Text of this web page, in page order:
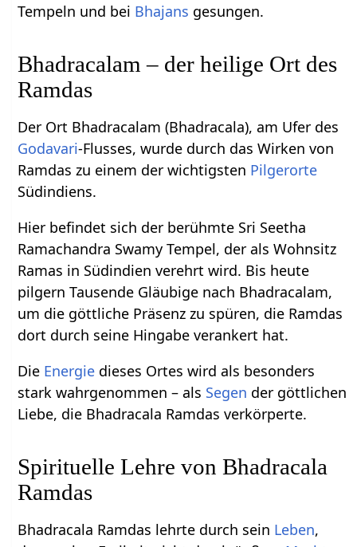
Tempeln und bei Bhajans gesungen.
Bhadracalam – der heilige Ort des
Ramdas
Der Ort Bhadracalam (Bhadracala), am Ufer des
Godavari-Flusses, wurde durch das Wirken von
Ramdas zu einem der wichtigsten Pilgerorte
Südindiens.
Hier befindet sich der berühmte Sri Seetha
Ramachandra Swamy Tempel, der als Wohnsitz
Ramas in Südindien verehrt wird. Bis heute
pilgern Tausende Gläubige nach Bhadracalam,
um die göttliche Präsenz zu spüren, die Ramdas
dort durch seine Hingabe verankert hat.
Die Energie dieses Ortes wird als besonders
stark wahrgenommen – als Segen der göttlichen
Liebe, die Bhadracala Ramdas verkörperte.
Spirituelle Lehre von Bhadracala
Ramdas
Bhadracala Ramdas lehrte durch sein Leben,